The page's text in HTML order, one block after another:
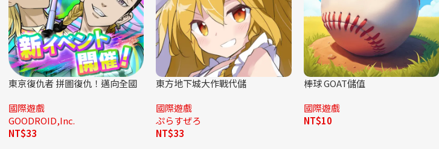
東京復仇者 拼圖復仇！邁向全國
國際遊戲
GOODROID,Inc.
NT$33
東方地下城大作戰代儲
國際遊戲
ぷらすぜろ
NT$33
棒球 GOAT儲值
國際遊戲
NT$10